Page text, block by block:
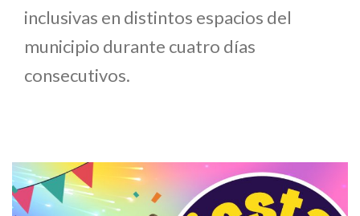
inclusivas en distintos espacios del
municipio durante cuatro días
consecutivos.